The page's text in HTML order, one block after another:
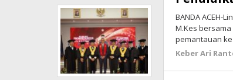
BANDA ACEH-
M.Kes
pemantauan
Keber Ari